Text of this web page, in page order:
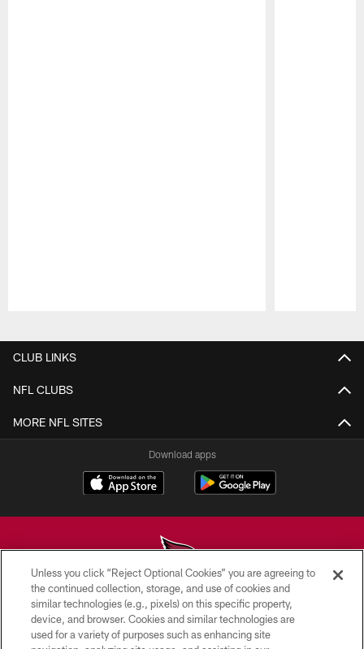
CLUB LINKS
NFL CLUBS
MORE NFL SITES
Download apps
© 2026 ARIZONA CARDINALS. ALL RIGHTS RESERVED.
CONTACT US
Unless you click “Reject Optional Cookies” you are agreeing to
the continued collection, storage, and use of cookies and
similar technologies (e.g., pixels) on this specific property,
device, and browser. Cookies and similar technologies are
used for a variety of purposes such as enhancing site